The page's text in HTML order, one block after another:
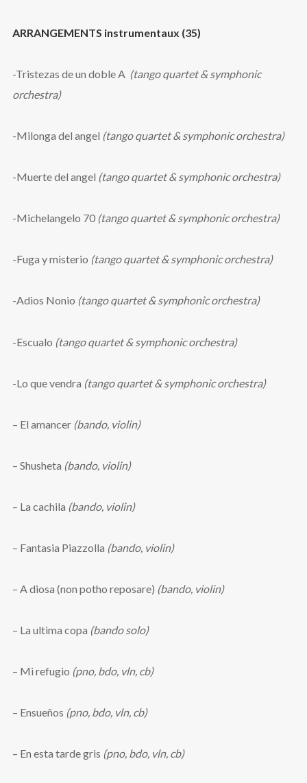
ARRANGEMENTS instrumentaux (35)
-Tristezas de un doble A (tango quartet & symphonic
orchestra)
-Milonga del angel (tango quartet & symphonic orchestra)
-Muerte del angel (tango quartet & symphonic orchestra)
-Michelangelo 70 (tango quartet & symphonic orchestra)
-Fuga y misterio (tango quartet & symphonic orchestra)
-Adios Nonio (tango quartet & symphonic orchestra)
-Escualo (tango quartet & symphonic orchestra)
-Lo que vendra (tango quartet & symphonic orchestra)
– El amancer (bando, violin)
– Shusheta (bando, violin)
– La cachila (bando, violin)
– Fantasia Piazzolla (bando, violin)
– A diosa (non potho reposare) (bando, violin)
– La ultima copa (bando solo)
– Mi refugio (pno, bdo, vln, cb)
– Ensueños (pno, bdo, vln, cb)
– En esta tarde gris (pno, bdo, vln, cb)